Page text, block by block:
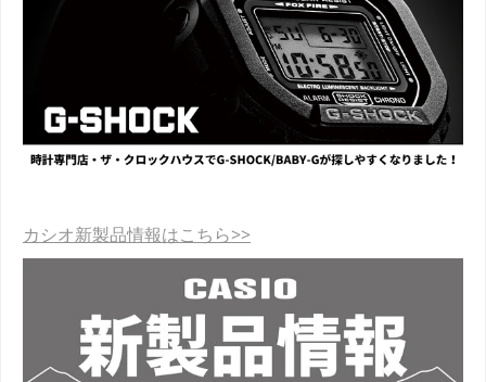
カシオ新製品情報はこちら>>